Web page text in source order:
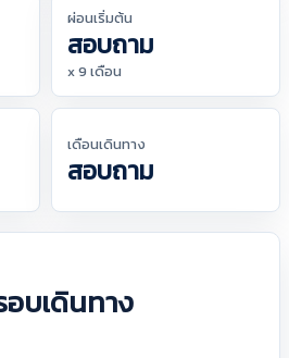
ผ่อนเริ่มต้น
สอบถาม
x 9 เดือน
เดือนเดินทาง
สอบถาม
อบเดินทาง